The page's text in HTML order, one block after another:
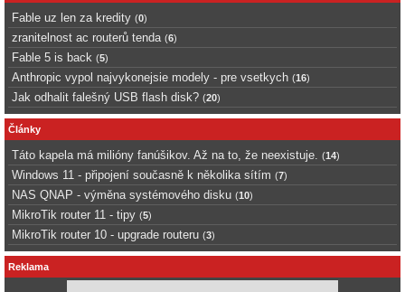
Fable uz len za kredity (0)
zranitelnost ac routerů tenda (6)
Fable 5 is back (5)
Anthropic vypol najvykonejsie modely - pre vsetkych (16)
Jak odhalit falešný USB flash disk? (20)
Články
Táto kapela má milióny fanúšikov. Až na to, že neexistuje. (14)
Windows 11 - připojení současně k několika sítím (7)
NAS QNAP - výměna systémového disku (10)
MikroTik router 11 - tipy (5)
MikroTik router 10 - upgrade routeru (3)
Reklama